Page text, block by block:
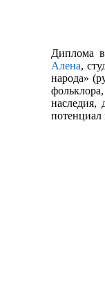
Диплома
Алена,
народа»
наследия,
потенциал